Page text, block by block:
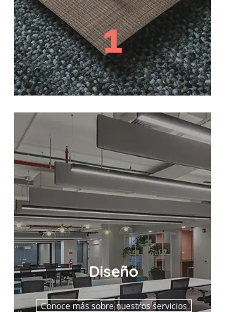
1
Diseño
Conoce más sobre nuestros servicios